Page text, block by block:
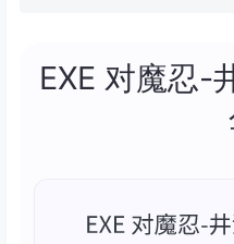
EXE 对魔忍-